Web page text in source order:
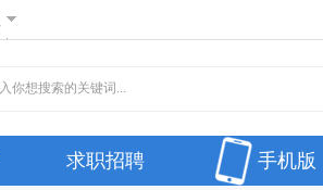
求职招聘 手机版